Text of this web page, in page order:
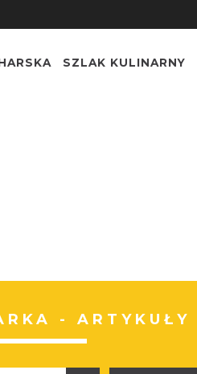
SZLAK KULINARNY
- ARTYKUŁY